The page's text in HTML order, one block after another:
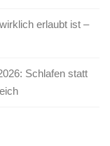
erlaubt ist –
Schlafen statt